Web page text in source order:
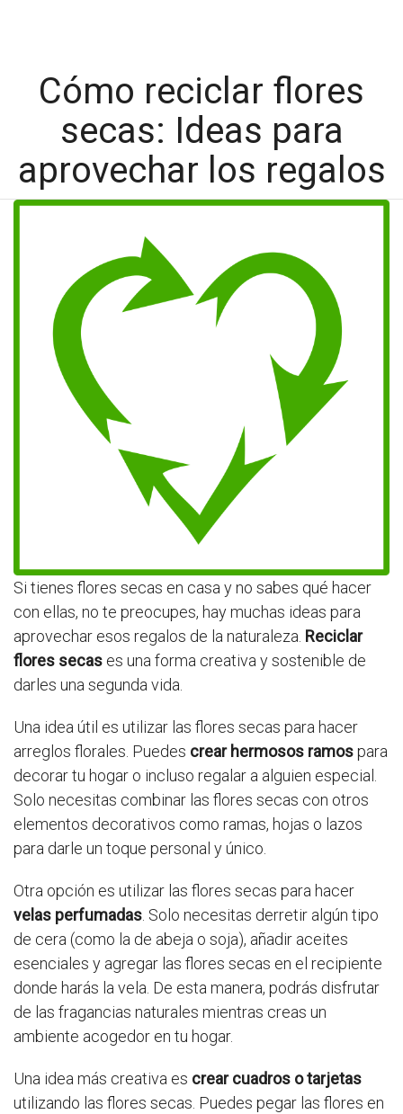
Cómo reciclar flores
secas: Ideas para
aprovechar los regalos
Si tienes flores secas en casa y no sabes qué hacer
con ellas, no te preocupes, hay muchas ideas para
aprovechar esos regalos de la naturaleza. Reciclar
flores secas es una forma creativa y sostenible de
darles una segunda vida.
Una idea útil es utilizar las flores secas para hacer
arreglos florales. Puedes crear hermosos ramospara
decorar tu hogar o incluso regalar a alguien especial.
Solo necesitas combinar las flores secas con otros
elementos decorativos como ramas, hojas o lazos
para darle un toque personal y único.
Otra opción es utilizar las flores secas para hacer
velas perfumadas. Solo necesitas derretir algún tipo
de cera (como la de abeja o soja), añadir aceites
esenciales y agregar las flores secas en el recipiente
donde harás la vela. De esta manera, podrás disfrutar
de las fragancias naturales mientras creas un
ambiente acogedor en tu hogar.
Una idea más creativa es crear cuadros o tarjetas
utilizando las flores secas. Puedes pegar las flores en